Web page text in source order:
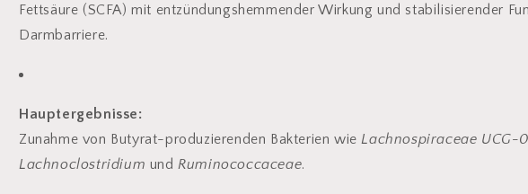
Fettsäure (SCFA) mit entzündungshemmender Wirkung und stabilisierender
Darmbarriere.
Hauptergebnisse:
Zunahme von Butyrat-produzierenden Bakterien wieLachnospiraceae UCG-
Lachnoclostridium undRuminococcaceae.